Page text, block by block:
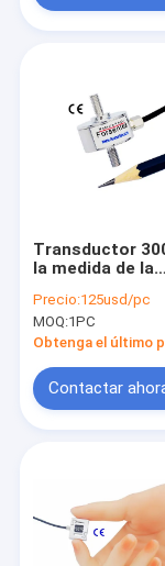
Transductor
la medida de la
30kg de la carga
tensión y de
compresión
Precio:125usd/pc
MOQ:1PC
Obtenga el último
Contactar